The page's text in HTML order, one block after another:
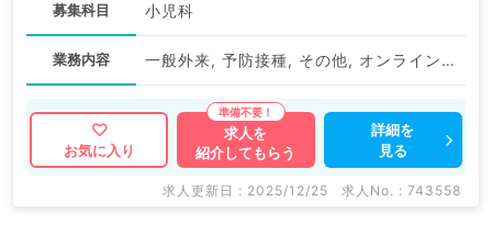
募集科目 小児科
業務内容 一般外来, 予防接種, その他, オンライン診療
お気に入り
求人を
紹介してもらう
詳細を
見る
求人更新日 : 2025/12/25 求人No. : 743558